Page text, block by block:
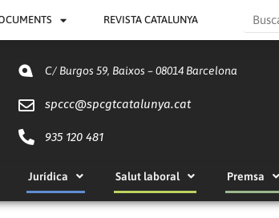
REVISTA CATALUNYA Search
C/ Burgos 59, Baixos – 08014 Barcelona
spccc@spcgtcatalunya.cat
935 120 481
Jurídica Salut laboral Premsa